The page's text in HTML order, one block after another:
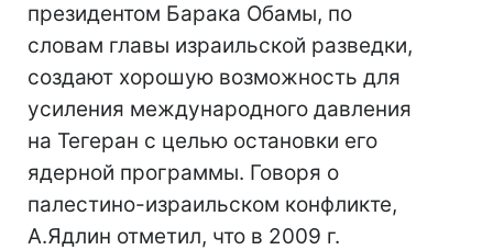
президентом Барака Обамы, по
словам главы израильской разведки,
создают хорошую возможность для
усиления международного давления
на Тегеран с целью остановки его
ядерной программы. Говоря о
палестино-израильском конфликте,
А.Ядлин отметил, что в 2009 г.